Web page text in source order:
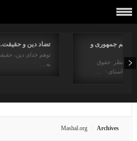
تضاد دین و
توهم خدای دین،
به…
جمهوری و
از منظر حقوق
در راستای : …
Mashal.org Archives